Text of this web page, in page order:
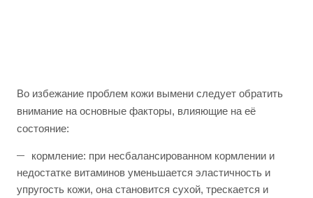
Во избежание проблем кожи вымени следует обратить
внимание на основные факторы, влияющие на её
состояние:
кормление: при несбалансированном кормлении и
недостатке витаминов уменьшается эластичность и
упругость кожи, она становится сухой, трескается и